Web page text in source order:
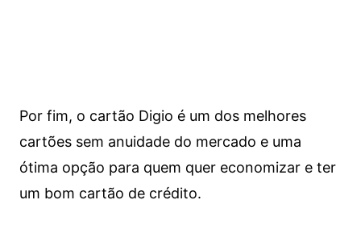
Por fim, o cartão Digio é um dos melhores
cartões sem anuidade do mercado e uma
ótima opção para quem quer economizar e ter
um bom cartão de crédito.